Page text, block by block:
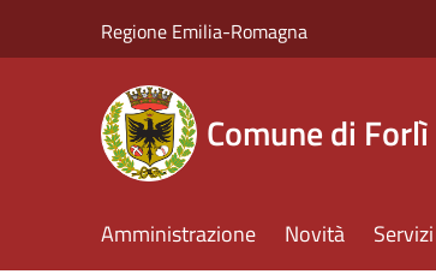
Regione Emilia-Romagna
Comune di Forlì
Amministrazione Novità Servizi